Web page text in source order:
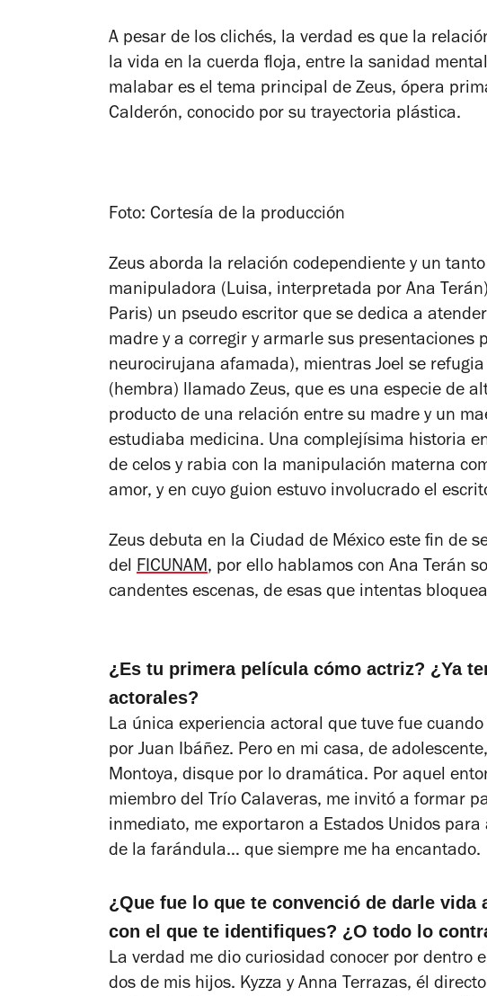
A pesar de los clichés, la verdad es que la
la vida en la cuerda floja, entre la sanidad
malabar es el tema principal de Zeus, ópera
Calderón, conocido por su trayectoria plástica.
Foto: Cortesía de la producción
Zeus aborda la relación codependiente y un
manipuladora (Luisa, interpretada por Ana
Paris) un pseudo escritor que se dedica a
madre y a corregir y armarle sus presentaciones
neurocirujana afamada), mientras Joel se
(hembra) llamado Zeus, que es una especie de
producto de una relación entre su madre y un
estudiaba medicina. Una complejísima historia
de celos y rabia con la manipulación materna
amor, y en cuyo guion estuvo involucrado el
Zeus debuta en la Ciudad de México este fin de
del FICUNAM, por ello hablamos con Ana Terán
candentes escenas, de esas que intentas
¿Es tu primera película cómo actriz? ¿Ya
actorales?
La única experiencia actoral que tuve fue
por Juan Ibáñez. Pero en mi casa, de
Montoya, disque por lo dramática. Por aquel
miembro del Trío Calaveras, me invitó a formar
inmediato, me exportaron a Estados Unidos
de la farándula… que siempre me ha encantado.
¿Que fue lo que te convenció de darle vida
con el que te identifiques? ¿O todo lo
La verdad me dio curiosidad conocer por dentro
dos de mis hijos. Kyzza y Anna Terrazas, él